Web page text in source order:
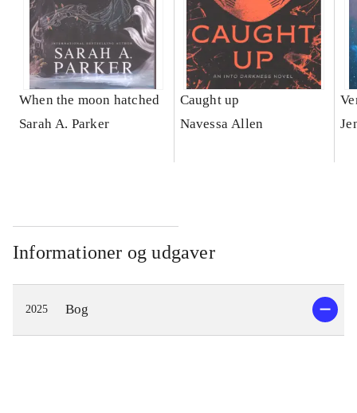
When the moon hatched
Sarah A. Parker
Caught up
Navessa Allen
Informationer og udgaver
2025 Bog